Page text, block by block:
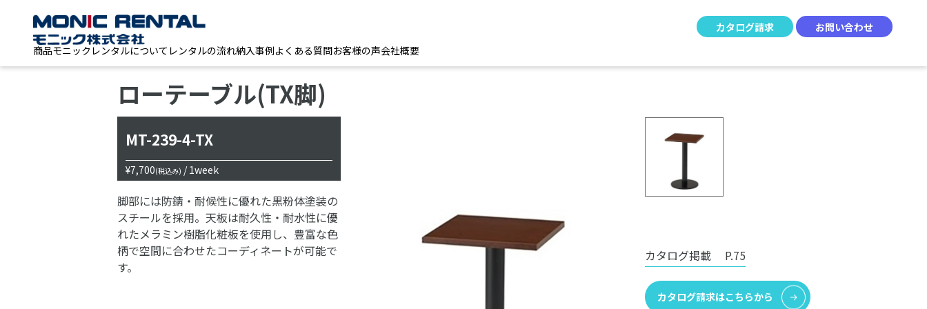
カタログ請求
お問い合わせ
商品モニックレンタルについて レンタルの流れ納入事例よくある質問お客様の声会社概要
ローテーブル(TX脚)
MT-239-4-TX
¥7,700(税込み) / 1week
脚部には防錆・耐候性に優れた黒粉体塗装の
スチールを採用。天板は耐久性・耐水性に優
れたメラミン樹脂化粧板を使用し、豊富な色
柄で空間に合わせたコーディネートが可能で
す。
カタログ掲載 P.75
カタログ請求はこちらから